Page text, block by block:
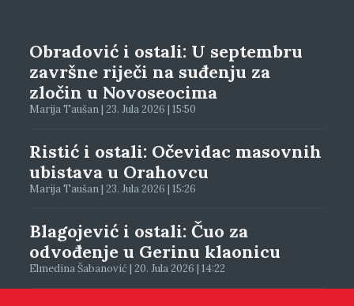
Obradović i ostali: U septembru
završne riječi na suđenju za
zločin u Novoseocima
Marija Taušan | 23. Jula 2026 | 15:50
Ristić i ostali: Očevidac masovnih
ubistava u Orahovcu
Marija Taušan | 23. Jula 2026 | 15:26
Blagojević i ostali: Čuo za
odvođenje u Gerinu klaonicu
Elmedina Šabanović | 20. Jula 2026 | 14:22